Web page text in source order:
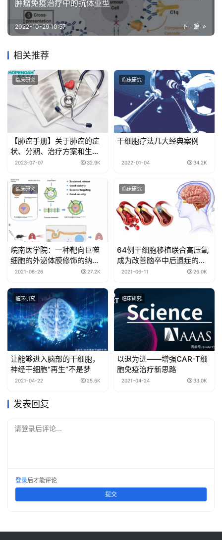
肿瘤免疫治疗中的抗体亚型
下一篇
2022-10-29 10:57
相关推荐
临床研究
【肺癌手册】关于肺癌的症
状、分期、治疗方案和生存
率，这篇文总结全了！
2023-07-07 32.9K
临床研究
干细胞疗法几大经典案例
2022-01-04 34.2K
临床研究
皖南医学院：一种靶向巨噬
细胞的外泌体膜修饰的纳米
药物，用于治疗过敏性哮喘
2021-08-26 27.2K
临床研究
64例干细胞移植联合高压氧
成为改善脑卒中后遗症的新
途径
2021-06-11 26.0K
临床研究
让能够进入脑部的干细胞，
神经干细胞“再生”不是梦
2021-04-22 25.6K
临床研究
以退为进——增强CAR-T细
胞免疫治疗新思路
2021-04-24 33.0K
发表回复
请登录后评论...
登录后才能评论
提交